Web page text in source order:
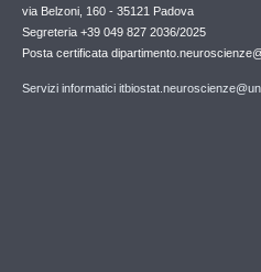
via Belzoni, 160 - 35121 Padova
Segreteria +39 049 827 2036/2025
Posta certificata
Servizi informatici